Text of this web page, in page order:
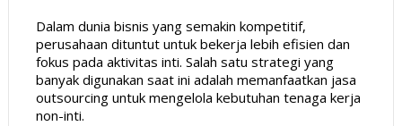
Dalam dunia bisnis yang semakin kompetitif,
perusahaan dituntut untuk bekerja lebih efisien dan
fokus pada aktivitas inti. Salah satu strategi yang
banyak digunakan saat ini adalah memanfaatkan jasa
outsourcing untuk mengelola kebutuhan tenaga kerja
non-inti.